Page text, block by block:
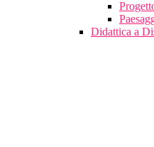
Didattica a